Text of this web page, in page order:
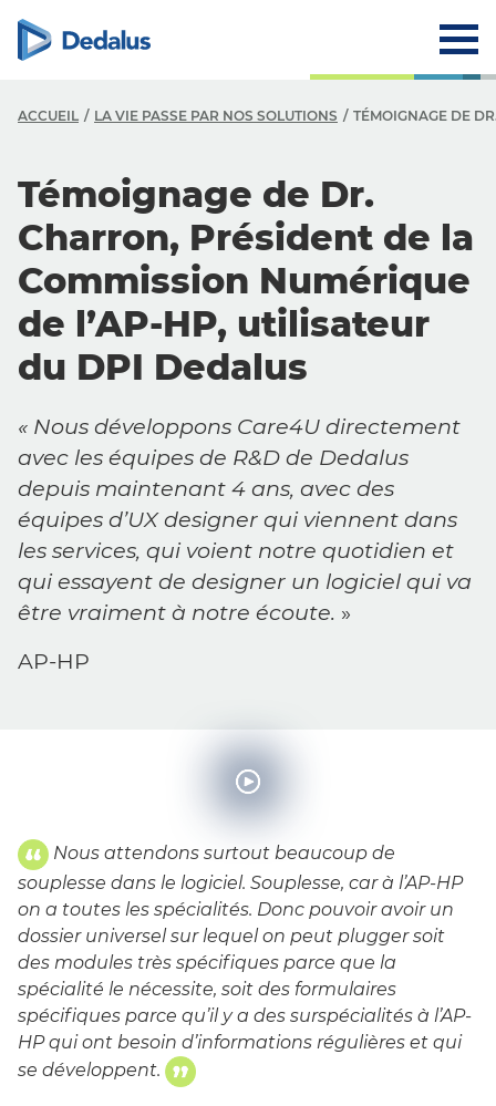
ACCUEIL LA VIE PASSE PAR NOS SOLUTIONS TÉMOIGNAGE DE
Témoignage de Dr.
Charron, Président de la
Commission Numérique
de l’AP-HP, utilisateur
du DPI Dedalus
« Nous développons Care4U directement
avec les équipes de R&D de Dedalus
depuis maintenant 4 ans, avec des
équipes d’UX designer qui viennent dans
les services, qui voient notre quotidien et
qui essayent de designer un logiciel qui va
être vraiment à notre écoute. »
AP-HP
Nous attendons surtout beaucoup de
souplesse dans le logiciel. Souplesse, car à l’AP-HP
on a toutes les spécialités. Donc pouvoir avoir un
dossier universel sur lequel on peut plugger soit
des modules très spécifiques parce que la
spécialité le nécessite, soit des formulaires
spécifiques parce qu’il y a des surspécialités à l’AP-
HP qui ont besoin d’informations régulières et qui
se développent.